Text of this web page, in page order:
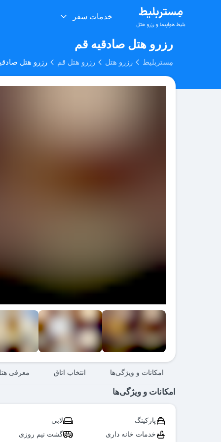
خدمات سفر
رزرو هتل صادقیه قم
مِستربلیط رزرو هتل رزرو هتل قم رزرو هتل
امکانات و ویژگی‌ها انتخاب اتاق معرفی
امکانات و ویژگی‌ها
پارکینگ لابی
خدمات خانه داری
گشت نیم روزی